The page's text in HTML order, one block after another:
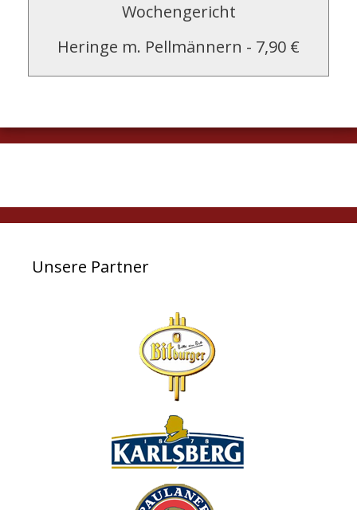
Wochengericht
Heringe m. Pellmännern - 7,90 €
Unsere Partner